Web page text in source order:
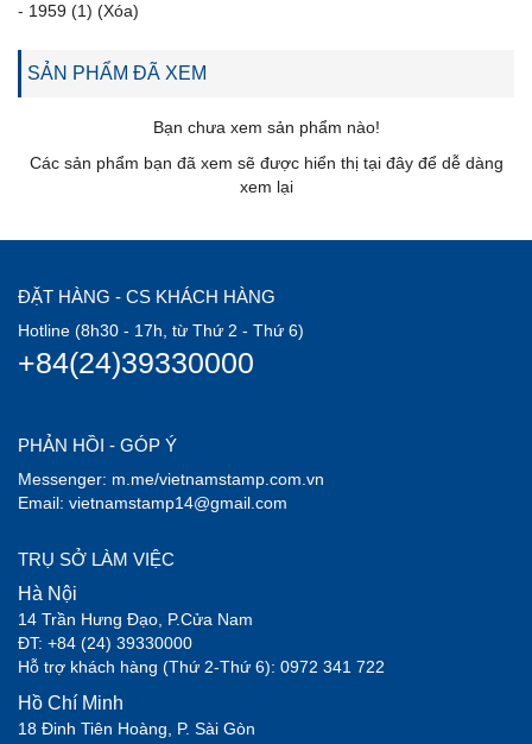
- 1959 (1) (Xóa)
SẢN PHẨM ĐÃ XEM
Bạn chưa xem sản phẩm nào!
Các sản phẩm bạn đã xem sẽ được hiển thị tại đây để dễ dàng
xem lại
ĐẶT HÀNG - CS KHÁCH HÀNG
Hotline (8h30 - 17h, từ Thứ 2 - Thứ 6)
+84(24)39330000
PHẢN HỒI - GÓP Ý
Messenger: m.me/vietnamstamp.com.vn
Email: vietnamstamp14@gmail.com
TRỤ SỞ LÀM VIỆC
Hà Nội
14 Trần Hưng Đạo, P.Cửa Nam
ĐT: +84 (24) 39330000
Hỗ trợ khách hàng (Thứ 2-Thứ 6): 0972 341 722
Hồ Chí Minh
18 Đinh Tiên Hoàng, P. Sài Gòn